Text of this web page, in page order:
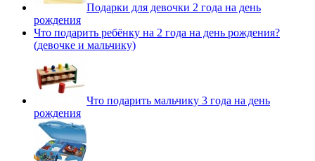
Подарки для девочки 2 года на день
рождения
Что подарить ребёнку на 2 года на день рождения?
(девочке и мальчику)
Что подарить мальчику 3 года на день
рождения